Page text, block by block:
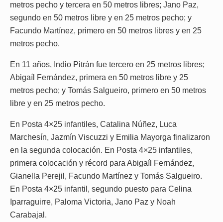
metros pecho y tercera en 50 metros libres; Jano Paz,
segundo en 50 metros libre y en 25 metros pecho; y
Facundo Martínez, primero en 50 metros libres y en 25
metros pecho.
En 11 años, Indio Pitrán fue tercero en 25 metros libres;
Abigaíl Fernández, primera en 50 metros libre y 25
metros pecho; y Tomás Salgueiro, primero en 50 metros
libre y en 25 metros pecho.
En Posta 4×25 infantiles, Catalina Núñez, Luca
Marchesín, Jazmín Viscuzzi y Emilia Mayorga finalizaron
en la segunda colocación. En Posta 4×25 infantiles,
primera colocación y récord para Abigaíl Fernández,
Gianella Perejil, Facundo Martínez y Tomás Salgueiro.
En Posta 4×25 infantil, segundo puesto para Celina
Iparraguirre, Paloma Victoria, Jano Paz y Noah
Carabajal.